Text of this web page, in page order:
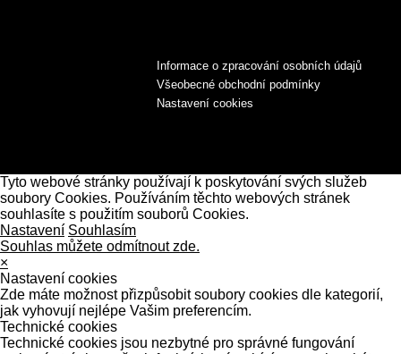
Informace o zpracování osobních údajů
Všeobecné obchodní podmínky
Nastavení cookies
Tyto webové stránky používají k poskytování svých služeb
soubory Cookies. Používáním těchto webových stránek
souhlasíte s použitím souborů Cookies.
Nastavení Souhlasím
Souhlas můžete odmítnout zde.
×
Nastavení cookies
Zde máte možnost přizpůsobit soubory cookies dle kategorií,
jak vyhovují nejlépe Vašim preferencím.
Technické cookies
Technické cookies jsou nezbytné pro správné fungování